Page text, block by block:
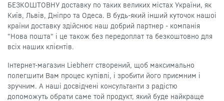
БЕЗКОШТОВНУ доставку по таких великих містах України, як
Київ, Львів, Дніпро та Одеса. В будь-який інший куточок нашоі
країни доставку здійснює наш добрий партнер - компанія
"Нова пошта" і це також без передоплат та безкоштовно для
всіх наших клієнтів.
Інтернет-магазин Liebherr створений, щоб максимально
полегшити Вам процес купівлі, і зробити його приємним і
зручним. А наші досвідчені консультанти з радістю
допоможуть обрати саме той продукт, який буде найкраще